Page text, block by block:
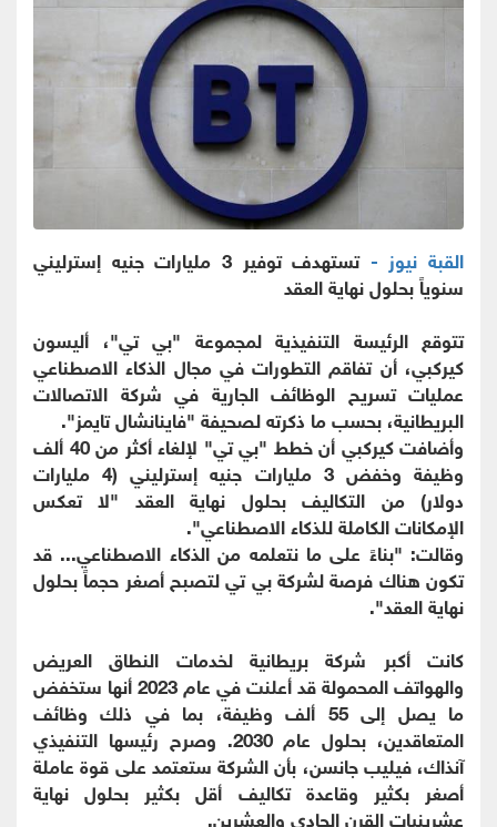
القبة نيوز - تستهدف توفير 3 مليارات جنيه إسترليني
سنوياً بحلول نهاية العقد
تتوقع الرئيسة التنفيذية لمجموعة "بي تي"، أليسون
كيركبي، أن تفاقم التطورات في مجال الذكاء الاصطناعي
عمليات تسريح الوظائف الجارية في شركة الاتصالات
البريطانية، بحسب ما ذكرته لصحيفة "فاينانشال تايمز".
وأضافت كيركبي أن خطط "بي تي" لإلغاء أكثر من 40 ألف
وظيفة وخفض 3 مليارات جنيه إسترليني (4 مليارات
دولار) من التكاليف بحلول نهاية العقد "لا تعكس
الإمكانات الكاملة للذكاء الاصطناعي".
وقالت: "بناءً على ما نتعلمه من الذكاء الاصطناعي... قد
تكون هناك فرصة لشركة بي تي لتصبح أصغر حجماً بحلول
نهاية العقد".
كانت أكبر شركة بريطانية لخدمات النطاق العريض
والهواتف المحمولة قد أعلنت في عام 2023 أنها ستخفض
ما يصل إلى 55 ألف وظيفة، بما في ذلك وظائف
المتعاقدين، بحلول عام 2030. وصرح رئيسها التنفيذي
آنذاك، فيليب جانسن، بأن الشركة ستعتمد على قوة عاملة
أصغر بكثير وقاعدة تكاليف أقل بكثير بحلول نهاية
عشرينيات القرن الحادي والعشرين.